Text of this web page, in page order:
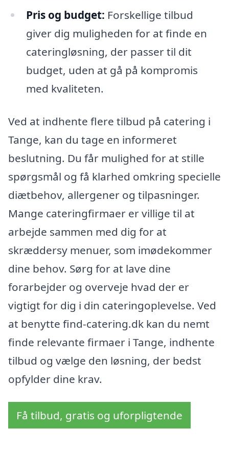
Pris og budget: Forskellige tilbud
giver dig muligheden for at finde en
cateringløsning, der passer til dit
budget, uden at gå på kompromis
med kvaliteten.
Ved at indhente flere tilbud på catering i
Tange, kan du tage en informeret
beslutning. Du får mulighed for at stille
spørgsmål og få klarhed omkring specielle
diætbehov, allergener og tilpasninger.
Mange cateringfirmaer er villige til at
arbejde sammen med dig for at
skræddersy menuer, som imødekommer
dine behov. Sørg for at lave dine
forarbejder og overveje hvad der er
vigtigt for dig i din cateringoplevelse. Ved
at benytte find-catering.dk kan du nemt
finde relevante firmaer i Tange, indhente
tilbud og vælge den løsning, der bedst
opfylder dine krav.
Få tilbud, gratis og uforpligtende